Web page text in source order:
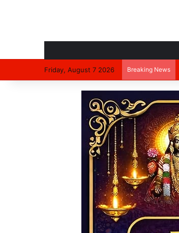
Friday, August 7 2026 Breaking News